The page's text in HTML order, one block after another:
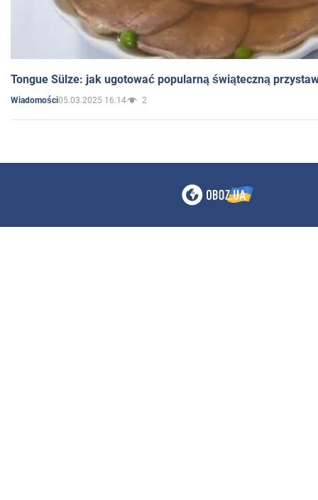
Tongue Sülze: jak ugotować popularną świąteczną
Wiadomości05.03.2025 16:14 2